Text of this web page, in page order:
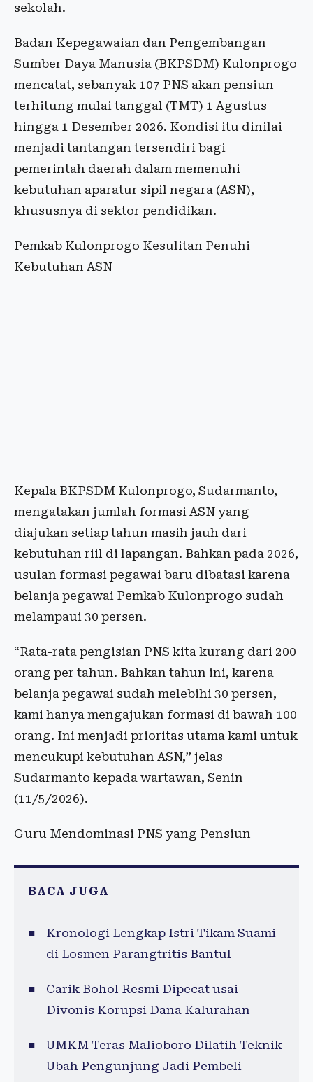
sekolah.
Badan Kepegawaian dan Pengembangan
Sumber Daya Manusia (BKPSDM) Kulonprogo
mencatat, sebanyak 107 PNS akan pensiun
terhitung mulai tanggal (TMT) 1 Agustus
hingga 1 Desember 2026. Kondisi itu dinilai
menjadi tantangan tersendiri bagi
pemerintah daerah dalam memenuhi
kebutuhan aparatur sipil negara (ASN),
khususnya di sektor pendidikan.
Pemkab Kulonprogo Kesulitan Penuhi
Kebutuhan ASN
Kepala BKPSDM Kulonprogo, Sudarmanto,
mengatakan jumlah formasi ASN yang
diajukan setiap tahun masih jauh dari
kebutuhan riil di lapangan. Bahkan pada 2026,
usulan formasi pegawai baru dibatasi karena
belanja pegawai Pemkab Kulonprogo sudah
melampaui 30 persen.
“Rata-rata pengisian PNS kita kurang dari 200
orang per tahun. Bahkan tahun ini, karena
belanja pegawai sudah melebihi 30 persen,
kami hanya mengajukan formasi di bawah 100
orang. Ini menjadi prioritas utama kami untuk
mencukupi kebutuhan ASN,” jelas
Sudarmanto kepada wartawan, Senin
(11/5/2026).
Guru Mendominasi PNS yang Pensiun
BACA JUGA
Kronologi Lengkap Istri Tikam Suami
di Losmen Parangtritis Bantul
Carik Bohol Resmi Dipecat usai
Divonis Korupsi Dana Kalurahan
UMKM Teras Malioboro Dilatih Teknik
Ubah Pengunjung Jadi Pembeli